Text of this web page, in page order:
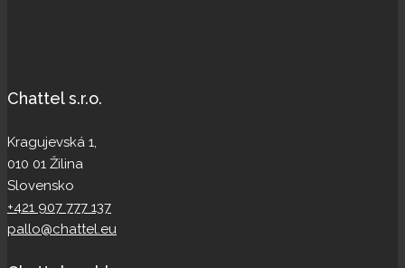
Chattel s.r.o.
Kragujevská 1,
010 01 Žilina
Slovensko
+421 907 777 137
pallo@chattel.eu